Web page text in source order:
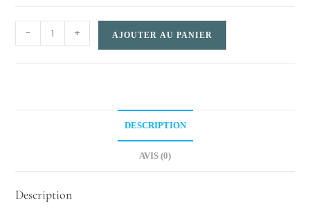
carrée
- + AJOUTER AU PANIER
DESCRIPTION
AVIS (0)
Description